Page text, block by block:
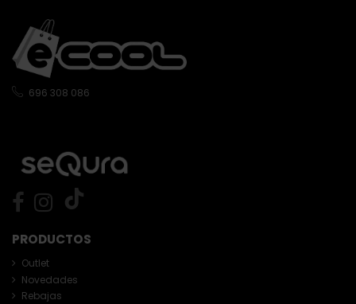
PRODUCTOS
Outlet
Novedades
Rebajas
696 308 086